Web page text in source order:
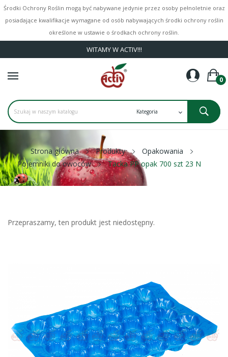
Środki Ochrony Roślin mogą być nabywane jedynie przez osoby pełnoletnie oraz
posiadające kwalifikacje wymagane od osób nabywających środki ochrony roślin
określone w ustawie o środkach ochrony roślin.
WITAMY W ACTIV!!!
0
Strona główna Produkty
Opakowania
Pojemniki do owoców
Tacka PP opak 700 szt 23 N
Przepraszamy, ten produkt jest niedostępny.